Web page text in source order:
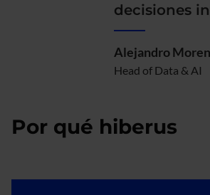
decisiones
Alejandro
Head of Data & AI
Por qué hiberus